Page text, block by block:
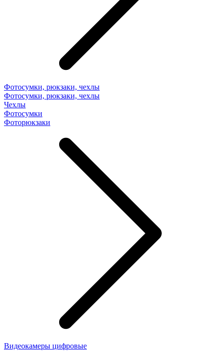
Фотосумки, рюкзаки, чехлы
Фотосумки, рюкзаки, чехлы
Чехлы
Фотосумки
Фоторюкзаки
Видеокамеры цифровые